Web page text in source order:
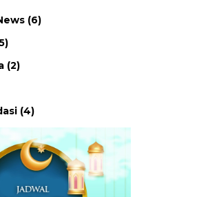
(6)
(2)
(4)